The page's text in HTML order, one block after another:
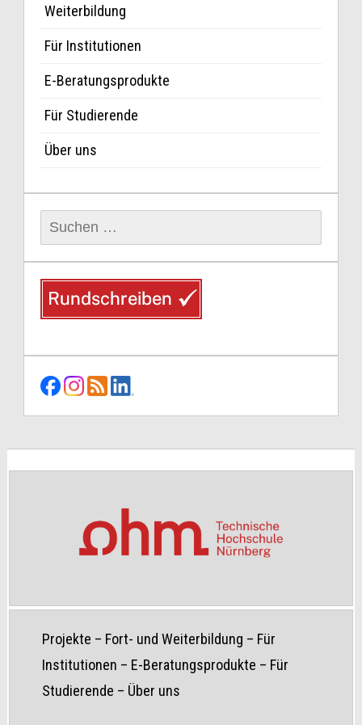
Weiterbildung
Für Institutionen
E-Beratungsprodukte
Für Studierende
Über uns
Suchen
nach:
Projekte – Fort- und Weiterbildung – Für
Institutionen – E-Beratungsprodukte – Für
Studierende – Über uns